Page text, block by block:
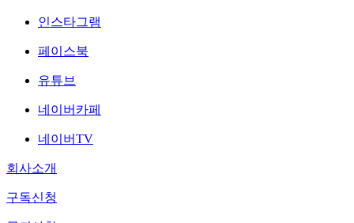
인스타그램
페이스북
유튜브
네이버카페
네이버TV
회사소개
구독신청